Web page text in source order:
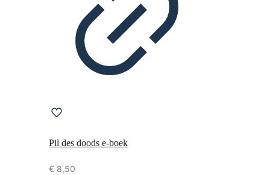
Pil des doods e-boek
€ 8,50